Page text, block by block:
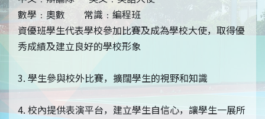
數學﹕奧數 常識﹕編程班
資優班學生代表學校參加比賽及成為學校大使，取得優
秀成績及建立良好的學校形象
3. 學生參與校外比賽，擴闊學生的視野和知識
4. 校內提供表演平台，建立學生自信心，讓學生一展所